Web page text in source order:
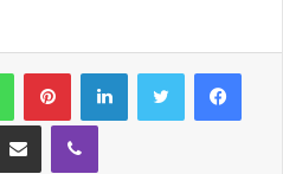
لينكدإن بينتيريست
ڤايبر